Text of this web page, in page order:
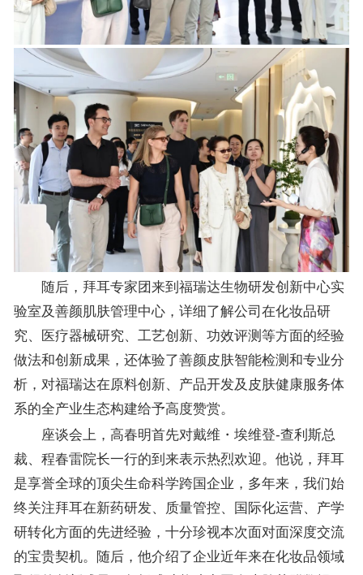
随后，拜耳专家团来到福瑞达生物研发创新中心实
验室及善颜肌肤管理中心，详细了解公司在化妆品研
究、医疗器械研究、工艺创新、功效评测等方面的经验
做法和创新成果，还体验了善颜皮肤智能检测和专业分
析，对福瑞达在原料创新、产品开发及皮肤健康服务体
系的全产业生态构建给予高度赞赏。
座谈会上，高春明首先对戴维・埃维登-查利斯总
裁、程春雷院长一行的到来表示热烈欢迎。他说，拜耳
是享誉全球的顶尖生命科学跨国企业，多年来，我们始
终关注拜耳在新药研发、质量管控、国际化运营、产学
研转化方面的先进经验，十分珍视本次面对面深度交流
的宝贵契机。随后，他介绍了企业近年来在化妆品领域